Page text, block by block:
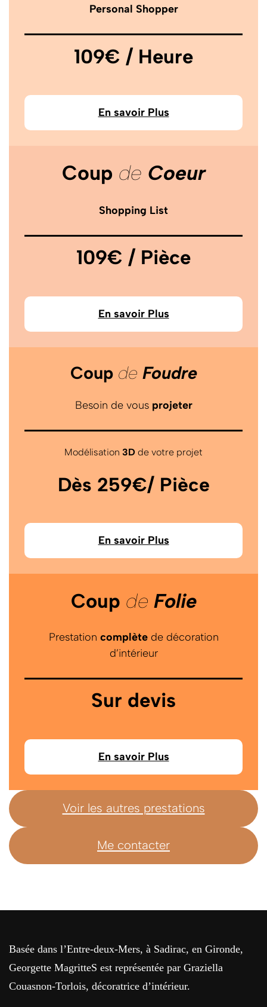
Personal Shopper
109€ / Heure
En savoir Plus
Coup de Coeur
Shopping List
109€ / Pièce
En savoir Plus
Coup de Foudre
Besoin de vous projeter
Modélisation 3D de votre projet
Dès 259€/ Pièce
En savoir Plus
Coup de Folie
Prestation complètede décoration
d’intérieur
Sur devis
En savoir Plus
Voir les autres prestations
Me contacter
Basée dans l’Entre-deux-Mers, à Sadirac, en Gironde,
Georgette MagritteS est représentée par Graziella
Couasnon-Torlois, décoratrice d’intérieur.